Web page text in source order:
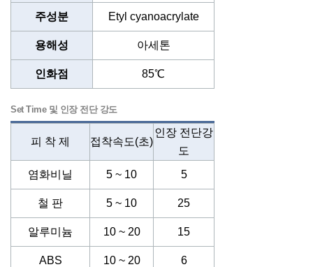
주성분 Etyl cyanoacrylate
용해성 아세톤
인화점 85℃
Set Time 및 인장 전단 강도
피 착 제 접착속도(초)
인장 전단강
도
염화비닐
5 ~ 10 5
철 판 5 ~ 10 25
알루미늄 10 ~ 20 15
ABS 10 ~ 20 6